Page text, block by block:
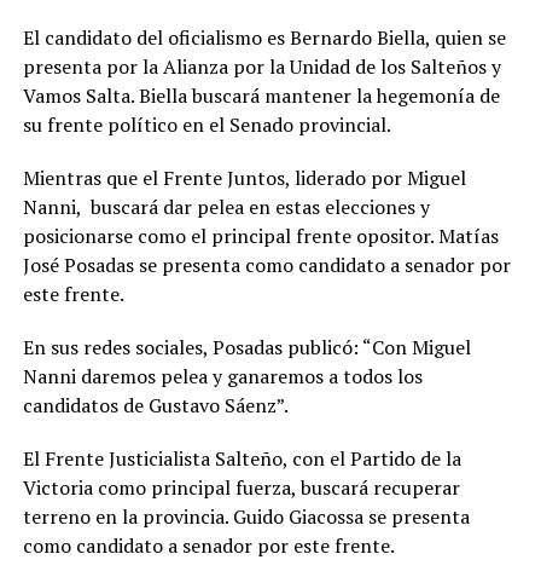
El candidato del oficialismo es Bernardo Biella, quien se
presenta por la Alianza por la Unidad de los Salteños y
Vamos Salta. Biella buscará mantener la hegemonía de
su frente político en el Senado provincial.
Mientras que el Frente Juntos, liderado por Miguel
Nanni, buscará dar pelea en estas elecciones y
posicionarse como el principal frente opositor. Matías
José Posadas se presenta como candidato a senador por
este frente.
En sus redes sociales, Posadas publicó: “Con Miguel
Nanni daremos pelea y ganaremos a todos los
candidatos de Gustavo Sáenz”.
El Frente Justicialista Salteño, con el Partido de la
Victoria como principal fuerza, buscará recuperar
terreno en la provincia. Guido Giacossa se presenta
como candidato a senador por este frente.